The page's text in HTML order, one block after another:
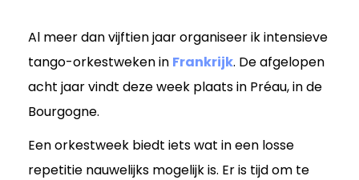
Al meer dan vijftien jaar organiseer ik intensieve
tango-orkestweken in Frankrijk. De afgelopen
acht jaar vindt deze week plaats in Préau, in de
Bourgogne.
Een orkestweek biedt iets wat in een losse
repetitie nauwelijks mogelijk is. Er is tijd om te